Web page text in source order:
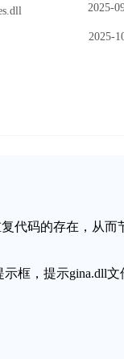
2025-
2025-
代码的存在，从而
框，提示gina.dll文